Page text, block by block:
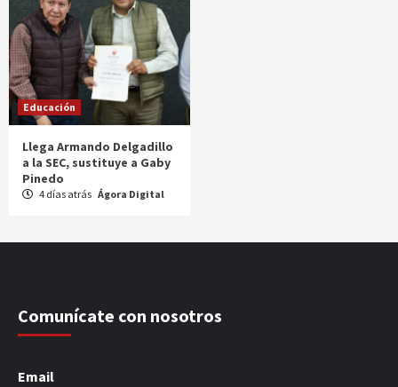
Educación
Llega Armando Delgadillo
a la SEC, sustituye a Gaby
Pinedo
4 días atrás Ágora Digital
Comunícate con nosotros
Email